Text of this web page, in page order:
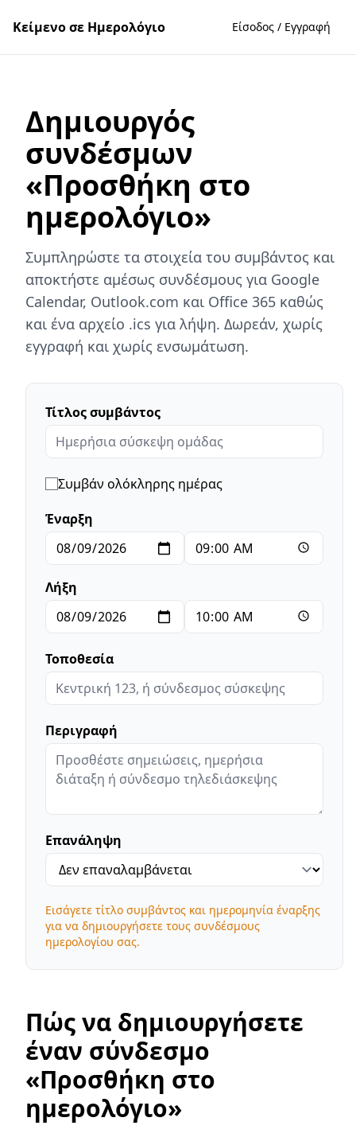
Κείμενο σε Ημερολόγιο Είσοδος / Εγγραφή
Δημιουργός
συνδέσμων
«Προσθήκη στο
ημερολόγιο»
Συμπληρώστε τα στοιχεία του συμβάντος και
αποκτήστε αμέσως συνδέσμους για Google
Calendar, Outlook.com και Office 365 καθώς
και ένα αρχείο .ics για λήψη. Δωρεάν, χωρίς
εγγραφή και χωρίς ενσωμάτωση.
Τίτλος συμβάντος
Συμβάν ολόκληρης ημέρας
Έναρξη
Λήξη
Τοποθεσία
Περιγραφή
Επανάληψη
Εισάγετε τίτλο συμβάντος και ημερομηνία έναρξης
για να δημιουργήσετε τους συνδέσμους
ημερολογίου σας.
Πώς να δημιουργήσετε
έναν σύνδεσμο
«Προσθήκη στο
ημερολόγιο»